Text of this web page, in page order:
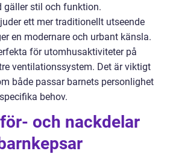
gäller stil och funktion.
ett mer traditionellt utseende
en modernare och urbant känsla.
för utomhusaktiviteter på
ventilationssystem. Det är viktigt
både passar barnets personlighet
behov.
och nackdelar